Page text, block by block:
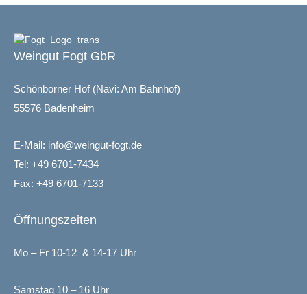
Weingut Fogt GbR
Schönborner Hof (Navi: Am Bahnhof)
55576 Badenheim
E-Mail: info@weingut-fogt.de
Tel: +49 6701-7434
Fax: +49 6701-7133
Öffnungszeiten
Mo – Fr 10-12 & 14-17 Uhr
Samstag 10 – 16 Uhr